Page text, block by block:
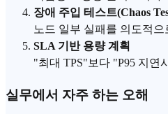
장애 주입 테스트(Chaos
노드 일부 실패를 의도적
SLA 기반 용량 계획
"최대 TPS"보다 "P95 지연
실무에서 자주 하는 오해